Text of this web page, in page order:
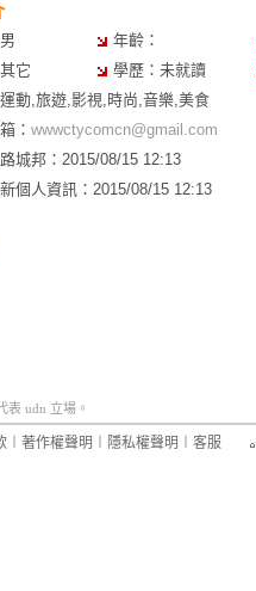
年齡：
它
學歷：未就讀
動,旅遊,影視,時尚,音樂,美食
： wwwctycomcn@gmail.com
城邦：2015/08/15 12:13
個人資訊：2015/08/15 12:13
表 udn 立場。
著作權聲明 隱私權聲明 客服